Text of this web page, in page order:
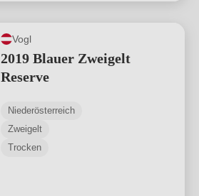
Vogl
2019 Blauer Zweigelt
Reserve
Niederösterreich
Zweigelt
Trocken